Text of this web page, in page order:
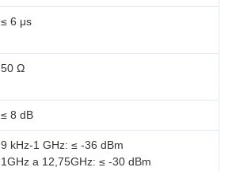
≤ 6 μs
50 Ω
≤ 8 dB
9 kHz-1 GHz: ≤ -36 dBm
1GHz a 12,75GHz: ≤ -30 dBm